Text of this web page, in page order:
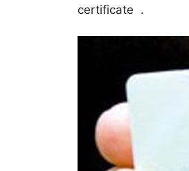
certificate .